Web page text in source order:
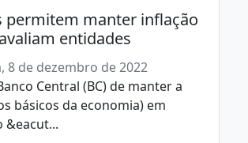
permitem manter inflação
entidades
8 de dezembro de 2022
Central (BC) de manter a
básicos da economia) em
&eacut...